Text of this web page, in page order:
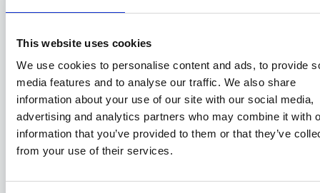
This website uses cookies
We use cookies to personalise content and ads, to provide
media features and to analyse our traffic. We also share
information about your use of our site with our social media,
advertising and analytics partners who may combine it with
information that you’ve provided to them or that they’ve
from your use of their services.